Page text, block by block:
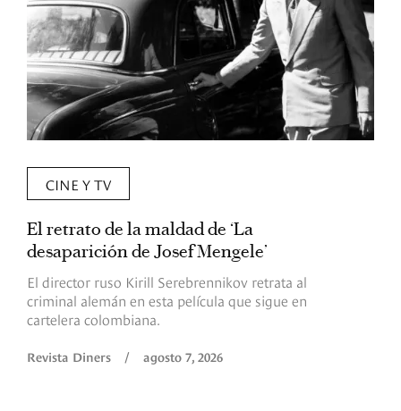
CINE Y TV
El retrato de la maldad de ‘La
desaparición de Josef Mengele’
El director ruso Kirill Serebrennikov retrata al
criminal alemán en esta película que sigue en
cartelera colombiana.
Revista Diners / agosto 7, 2026